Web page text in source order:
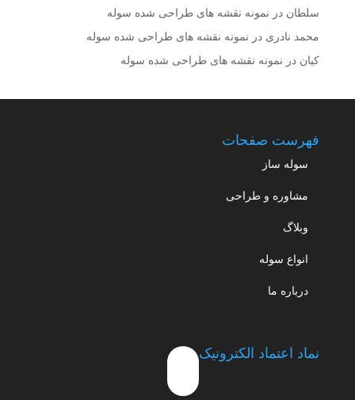
سلطان در نمونه نقشه های طراحی شده سوله
محمد نادری در نمونه نقشه های طراحی شده سوله
کیان در نمونه نقشه های طراحی شده سوله
فهرست صفحات
سوله ساز
مشاوره و طراحی
وبلاگ
انواع سوله
درباره ما
نماد اعتماد الکترونیک